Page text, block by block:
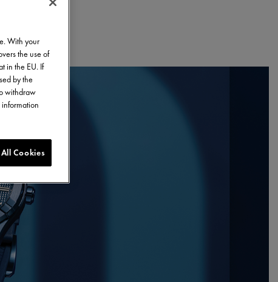
With your
the use of
in the EU. If
by the
withdraw
Cookies